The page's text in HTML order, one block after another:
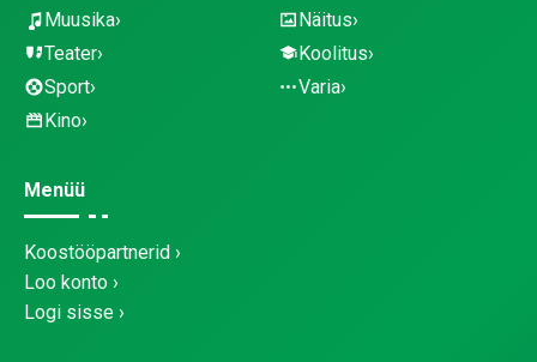
Muusika
Teater
Sport
Kino
Näitus
Koolitus
Varia
Menüü
Koostööpartnerid
Loo konto
Logi sisse